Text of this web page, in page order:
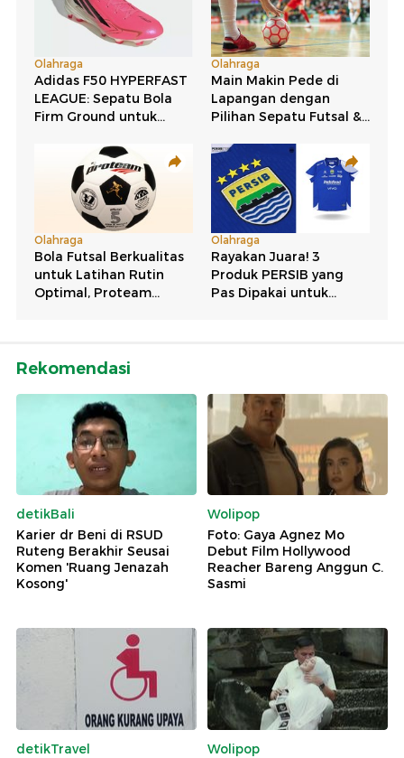
Rekomendasi
detikBali
Karier dr Beni di RSUD
Ruteng Berakhir Seusai
Komen 'Ruang Jenazah
Kosong'
Wolipop
Foto: Gaya Agnez Mo
Debut Film Hollywood
Reacher Bareng Anggun C.
Sasmi
detikTravel
Wolipop